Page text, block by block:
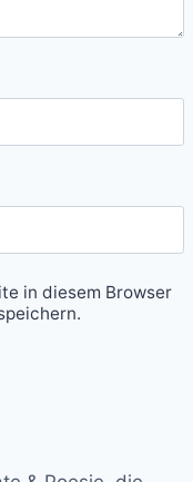
in diesem Browser